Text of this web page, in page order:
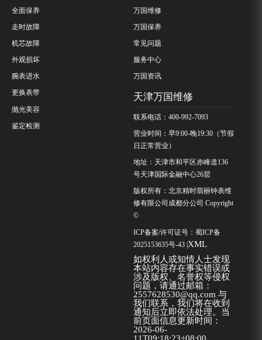
全面保养
走时故障
机芯故障
外观损坏
腕表进水
更换表带
抛光美容
鉴定检测
万国维修
万国保养
常见问题
服务中心
万国资讯
天津万国维修
联系电话：400-992-7093
营业时间：早9:00-晚19:30（节假
日正常营业）
地址：天津市和平区赤峰道136
号天津国际金融中心26层
版权所有：北京精时翡丽钟表维
修有限公司成都分公司 Copyright
©
ICP备案/许可证号：蜀ICP备
2025153635号-43 XML
如权利人或知情人士发现
本站内容存在事实错误或
涉及版权、名誉权等侵权
问题，请通过邮箱：
2557628530@qq.com 与
我们联系，我们将在收到
通知后立即依法处理。当
前页面信息更新时间：
2026-06-
11T09:18:23+08:00